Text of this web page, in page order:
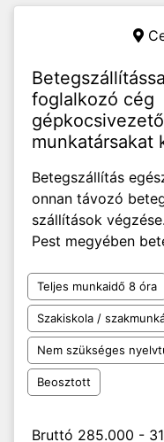
foglalkozó cég
gépkocsivezető
munkatársakat
Betegszállítás
onnan távozó
szállítások
Pest megyében
Teljes munkaidő 8 óra
Szakiskola /
Nem szükséges
Beosztott
Bruttó 285.000 -